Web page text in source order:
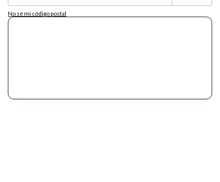
No sé mi código postal